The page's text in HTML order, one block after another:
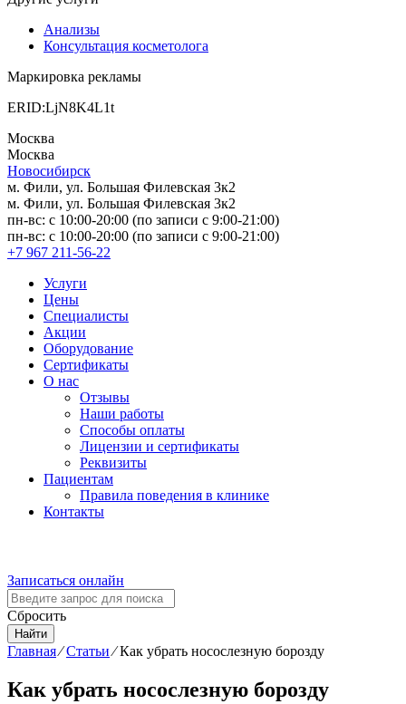
Анализы
Консультация косметолога
Маркировка рекламы
ERID:LjN8K4L1t
Москва
Москва
Новосибирск
м. Фили, ул. Большая Филевская 3к2
м. Фили, ул. Большая Филевская 3к2
пн-вс: с 10:00-20:00 (по записи с 9:00-21:00)
пн-вс: с 10:00-20:00 (по записи с 9:00-21:00)
+7 967 211-56-22
Услуги
Цены
Специалисты
Акции
Оборудование
Сертификаты
О нас
Отзывы
Наши работы
Способы оплаты
Лицензии и сертификаты
Реквизиты
Пациентам
Правила поведения в клинике
Контакты
Записаться онлайн
Сбросить
Найти
Главная⁄Статьи⁄Как убрать носослезную борозду
Как убрать носослезную борозду